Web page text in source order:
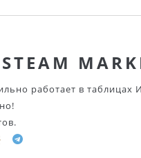
работает в